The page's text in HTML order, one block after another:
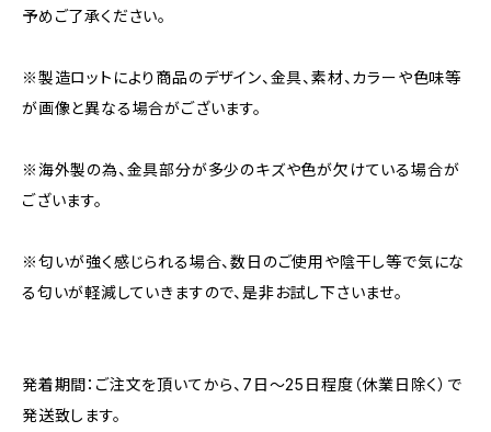
予めご了承ください。
※製造ロットにより商品のデザイン、金具、素材、カラーや色味等
が画像と異なる場合がございます。
※海外製の為、金具部分が多少のキズや色が欠けている場合が
ございます。
※匂いが強く感じられる場合、数日のご使用や陰干し等で気にな
る匂いが軽減していきますので、是非お試し下さいませ。
発着期間：ご注文を頂いてから、7日〜25日程度（休業日除く）で
発送致します。